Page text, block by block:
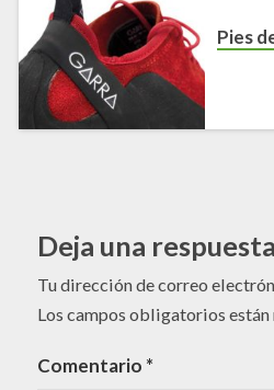
Pies
Deja una respuesta
Tu dirección de correo
Los campos obligatorios están
Comentario *